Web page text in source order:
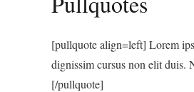
[pullquote align=left] Lorem
dignissim cursus non elit duis.
[/pullquote]